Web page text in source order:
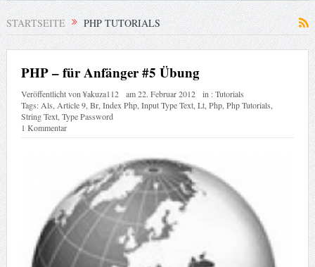
STARTSEITE PHP TUTORIALS
PHP – für Anfänger #5 Übung
Veröffentlicht von¥akuza112 am22. Februar 2012 in :Tutorials
Tags: Als Article 9, Br, Index Php, Input Type Text, Lt, Php, Php Tutorials
String Text, Type Password
1 Kommentar